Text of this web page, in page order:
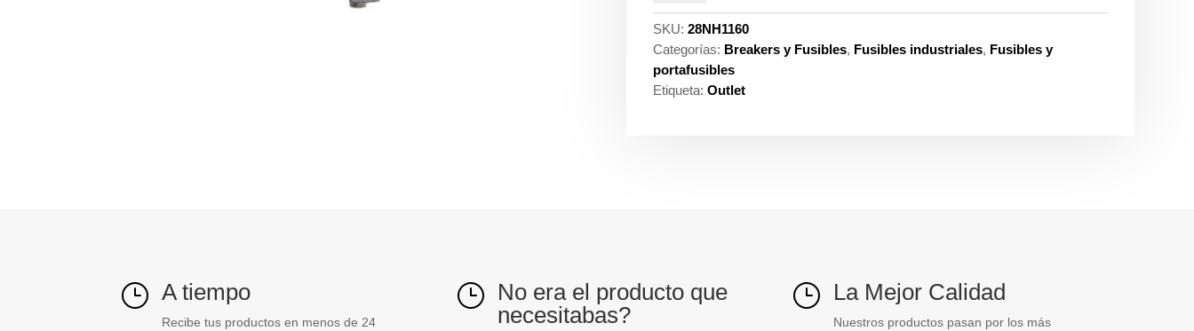
500V
cantidad
SKU:28NH1160
Categorías: Breakers y Fusibles, Fusibles industriales, Fusibles y
portafusibles
Etiqueta:Outlet
} A tiempo
Recibe tus productos en menos de 24
} No era el producto que
necesitabas?
} La Mejor Calidad
Nuestros productos pasan por los más